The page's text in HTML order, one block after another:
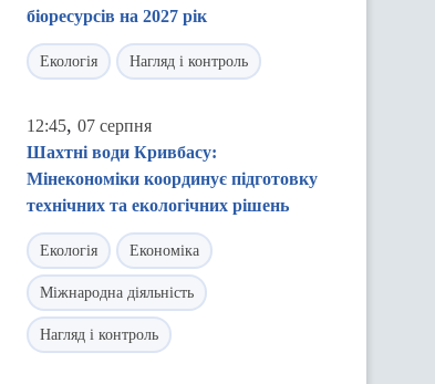
біоресурсів на 2027 рік
Екологія Нагляд і контроль
12:45, 07 серпня
Шахтні води Кривбасу:
Мінекономіки координує підготовку
технічних та екологічних рішень
Екологія Економіка
Міжнародна діяльність
Нагляд і контроль